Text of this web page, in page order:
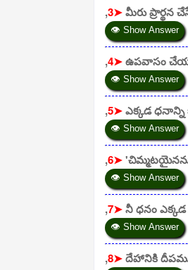
,3➤మీరు ప్రార్థన
👁 Show Answer
,4➤ఉపవాసం
👁 Show Answer
,5➤ఎక్కడ ధనాన్ని
👁 Show Answer
,6➤
👁 Show Answer
,7➤నీ ధనం
👁 Show Answer
,8➤దేహానికి